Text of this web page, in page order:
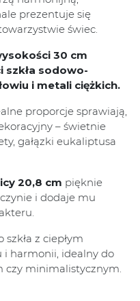
prezentuje się
świec.
30 cm
szkła sodowo-
i metali ciężkich.
proporcje sprawiają,
– świetnie
gałązki eukaliptusa
20,8 cm pięknie
i dodaje mu
z ciepłym
harmonii, idealny do
czy minimalistycznym.